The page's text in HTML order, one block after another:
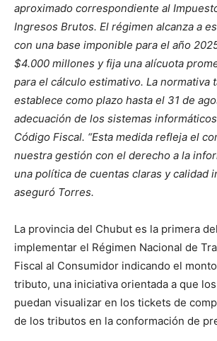
aproximado correspondiente al
Ingresos Brutos. El régimen alcanza a
con una base imponible para el año
$4.000 millones y fija una alícuota
para el cálculo estimativo. La normativa
establece como plazo hasta el 31 de
adecuación de los sistemas
Código Fiscal. “Esta medida refleja el
nuestra gestión con el derecho a la
una política de cuentas claras y calidad
aseguró Torres.
La provincia del Chubut es la primera
implementar el Régimen Nacional de
Fiscal al Consumidor indicando el
tributo, una iniciativa orientada a que
puedan visualizar en los tickets de
de los tributos en la conformación de